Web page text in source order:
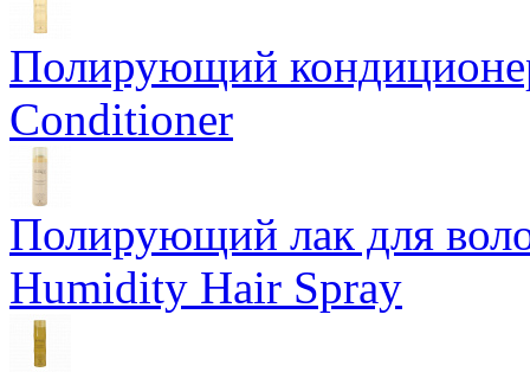
Полирующий
Conditioner
Полирующий лак для
Humidity Hair Spray